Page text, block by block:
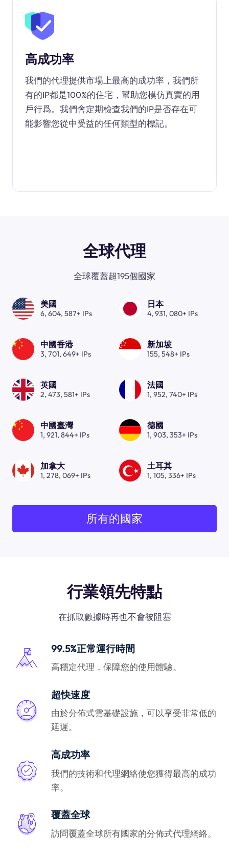
高成功率
我們的代理提供市場上最高的成功率，我們所
有的IP都是100%的住宅，幫助您模仿真實的用
戶行爲。我們會定期檢查我們的IP是否存在可
能影響您從中受益的任何類型的標記。
全球代理
全球覆蓋超195個國家
美國
6, 604, 587+ IPs
日本
4, 931, 080+ IPs
中國香港
3, 701, 649+ IPs
新加坡
155, 548+ IPs
英國
2, 473, 581+ IPs
法國
1, 952, 740+ IPs
中國臺灣
1, 921, 844+ IPs
德國
1, 903, 353+ IPs
加拿大
1, 278, 069+ IPs
土耳其
1, 105, 336+ IPs
所有的國家
行業領先特點
在抓取數據時再也不會被阻塞
99.5%正常運行時間
高穩定代理，保障您的使用體驗。
超快速度
由於分佈式雲基礎設施，可以享受非常低的
延遲。
高成功率
我們的技術和代理網絡使您獲得最高的成功
率。
覆蓋全球
訪問覆蓋全球所有國家的分佈式代理網絡。